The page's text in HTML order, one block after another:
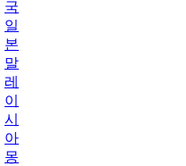
국
일
본
말
레
이
시
아
몽